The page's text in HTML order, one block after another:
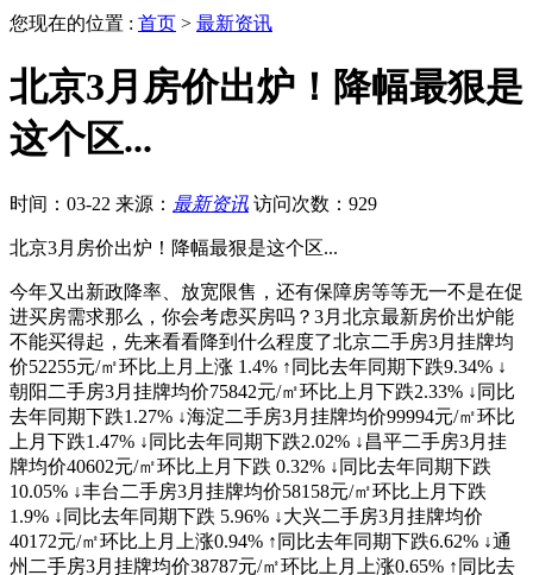
您现在的位置 : 首页 > 最新资讯
北京3月房价出炉！降幅最狠是
这个区...
时间：03-22 来源： 最新资讯 访问次数：929
北京3月房价出炉！降幅最狠是这个区...
今年又出新政降率、放宽限售，还有保障房等等无一不是在促
进买房需求那么，你会考虑买房吗？3月北京最新房价出炉能
不能买得起，先来看看降到什么程度了北京二手房3月挂牌均
价52255元/㎡环比上月上涨 1.4% ↑同比去年同期下跌9.34% ↓
朝阳二手房3月挂牌均价75842元/㎡环比上月下跌2.33% ↓同比
去年同期下跌1.27% ↓海淀二手房3月挂牌均价99994元/㎡环比
上月下跌1.47% ↓同比去年同期下跌2.02% ↓昌平二手房3月挂
牌均价40602元/㎡环比上月下跌 0.32% ↓同比去年同期下跌
10.05% ↓丰台二手房3月挂牌均价58158元/㎡环比上月下跌
1.9% ↓同比去年同期下跌 5.96% ↓大兴二手房3月挂牌均价
40172元/㎡环比上月上涨0.94% ↑同比去年同期下跌6.62% ↓通
州二手房3月挂牌均价38787元/㎡环比上月上涨0.65% ↑同比去